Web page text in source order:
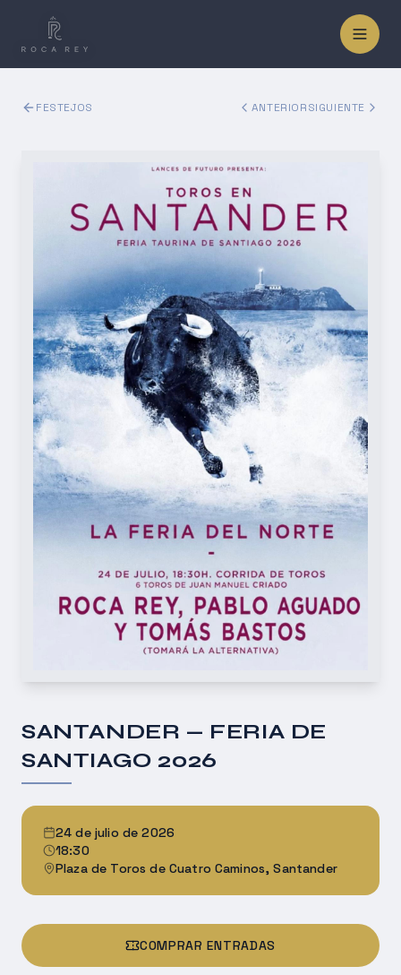
FESTEJOS ANTERIORSIGUIENTE
SANTANDER — FERIA DE
SANTIAGO 2026
24 de julio de 2026
18:30
Plaza de Toros de Cuatro Caminos, Santander
COMPRAR ENTRADAS